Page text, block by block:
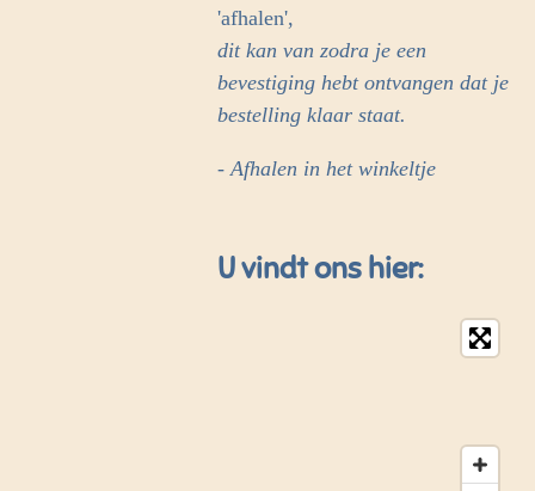
'afhalen',
dit kan van zodra je een
bevestiging hebt ontvangen dat je
bestelling klaar staat.
- Afhalen in het winkeltje
U vindt ons hier: